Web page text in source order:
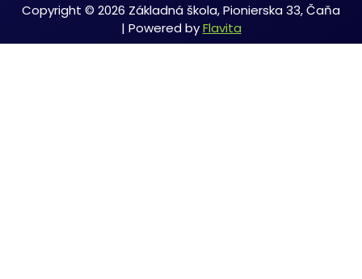
Copyright © 2026 Základná škola, Pionierska 33, Čaňa
| Powered byFlavita